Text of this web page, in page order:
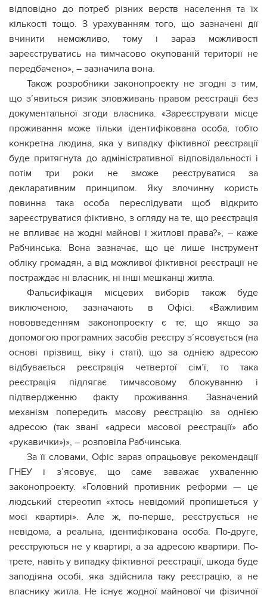
відповідно до потреб різних верств населення та їх
кількості тощо. З урахуванням того, що зазначені дії
вчинити неможливо, тому і зараз можливості
зареєструватись на тимчасово окупованій території не
передбачено», – зазначила вона.
Також розробники законопроекту не згодні з тим,
що з’явиться ризик зловживань правом реєстрації без
документальної згоди власника. «Зареєструвати місце
проживання може тільки ідентифікована особа, тобто
конкретна людина, яка у випадку фіктивної реєстрації
буде притягнута до адміністративної відповідальності і
потім три роки не зможе реєструватися за
декларативним принципом. Яку злочинну користь
повинна така особа переслідувати щоб відкрито
зареєструватися фіктивно, з огляду на те, що реєстрація
не впливає на жодні майнові і житлові права?», – каже
Рабчинська. Вона зазначає, що це лише інструмент
обліку громадян, а від можливої фіктивної реєстрації не
постраждає ні власник, ні інші мешканці житла.
Фальсифікація місцевих виборів також буде
виключеною, зазначають в Офісі. «Важливим
нововведенням законопроекту є те, що якщо за
допомогою програмних засобів реєстру з’ясовується (на
основі прізвищ, віку і статі), що за однією адресою
відбувається реєстрація четвертої сім’ї, то така
реєстрація підлягає тимчасовому блокуванню і
підтвердженню факту проживання. Зазначений
механізм попередить масову реєстрацію за однією
адресою (так звані «адреси масової реєстрації» або
«рукавички»)», – розповіла Рабчинська.
За її словами, Офіс зараз опрацьовує рекомендації
ГНЕУ і з’ясовує, що саме заважає ухваленню
законопроекту. «Головний противник реформи — це
людський стереотип «хтось невідомий пропишеться у
моєї квартирі». Але ж, по-перше, реєструється не
невідома, а реальна, ідентифікована особа. По-друге,
реєструються не у квартирі, а за адресою квартири. По-
трете, навіть у випадку фіктивної реєстрації, шкода буде
заподіяна особі, яка здійснила таку реєстрацію, а не
власнику житла. Не існує жодної майнової чи фізичної